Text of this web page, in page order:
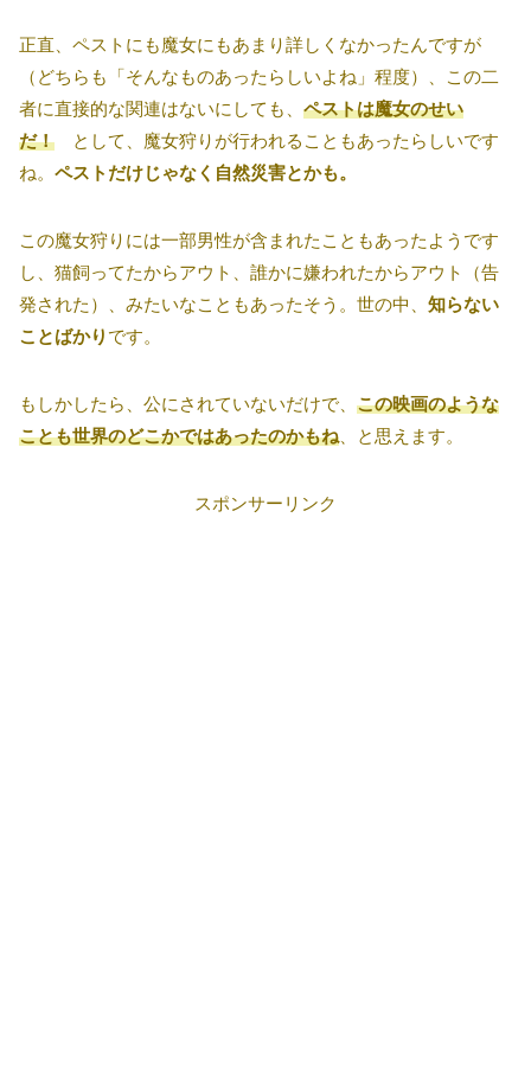
正直、ペストにも魔女にもあまり詳しくなかったんですが
（どちらも「そんなものあったらしいよね」程度）、この二
者に直接的な関連はないにしても、 ペストは魔女のせい
だ！ として、魔女狩りが行われることもあったらしいです
ね。 ペストだけじゃなく自然災害とかも。
この魔女狩りには一部男性が含まれたこともあったようです
し、猫飼ってたからアウト、誰かに嫌われたからアウト（告
発された）、みたいなこともあったそう。世の中、 知らない
ことばかり です。
もしかしたら、公にされていないだけで、 この映画のような
ことも世界のどこかではあったのかもね 、と思えます。
スポンサーリンク